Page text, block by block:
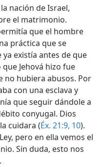
nación de Israel,
el matrimonio.
que el hombre
práctica que se
existía antes de que
que Jehová hizo fue
no hubiera abusos. Por
con una esclava y
que seguir dándole a
conyugal. Dios
cuidara (Éx. 21:9, 10).
pero en ella vemos el
Sin duda, esto nos